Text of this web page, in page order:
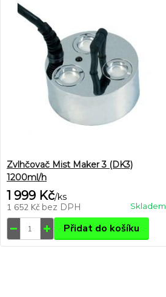
Zvlhčovač Mist Maker 3 (DK3)
1200ml/h
1 999 Kč/ks
1 652 Kč bez DPH Skladem
Přidat do košíku